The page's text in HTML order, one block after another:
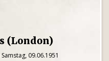
(London)
09.06.1951